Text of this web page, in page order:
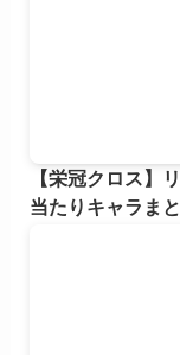
【栄冠クロス】
当たりキャラまと